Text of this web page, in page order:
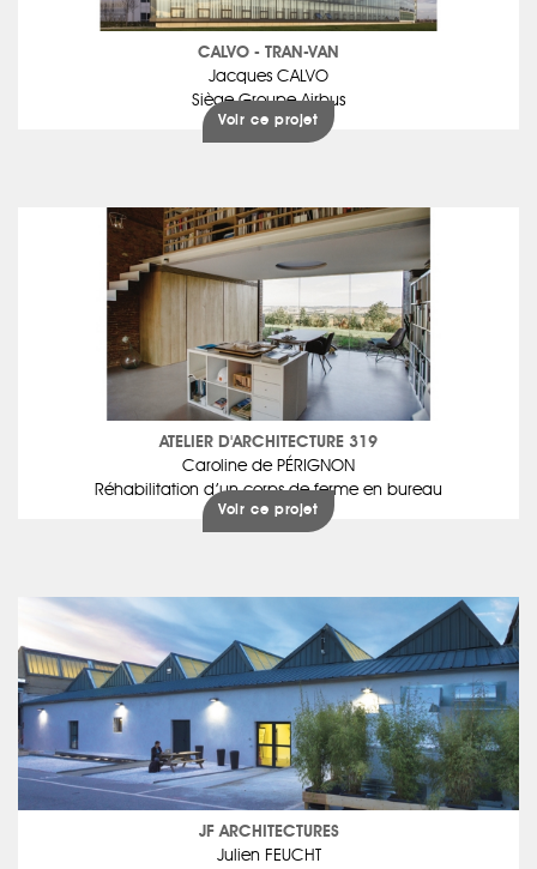
CALVO - TRAN-VAN
Jacques CALVO
Siège Groupe Airbus
Voir ce projet
ATELIER D'ARCHITECTURE 319
Caroline de PÉRIGNON
Réhabilitation d’un corps de ferme en bureau
Voir ce projet
JF ARCHITECTURES
Julien FEUCHT